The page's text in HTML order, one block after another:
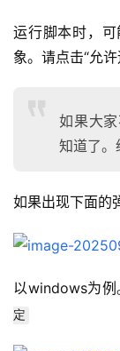
运行脚本时，
象。请点击“允许
如果大
知道了。
如果出现下面的
以windows为例
定